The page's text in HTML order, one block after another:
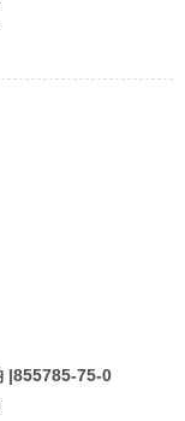
|855785-75-0